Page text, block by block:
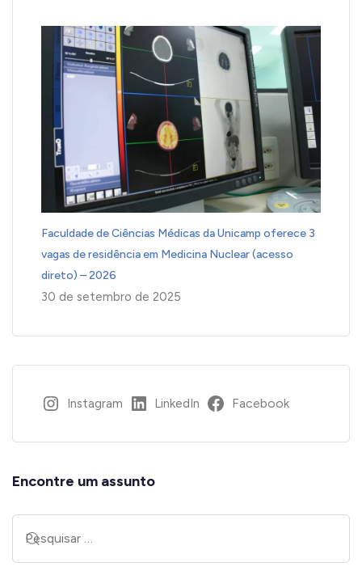
Faculdade de Ciências Médicas da Unicamp oferece 3
vagas de residência em Medicina Nuclear (acesso
direto) – 2026
30 de setembro de 2025
Instagram LinkedIn Facebook
Encontre um assunto